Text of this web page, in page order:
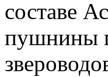
составе
пушнины